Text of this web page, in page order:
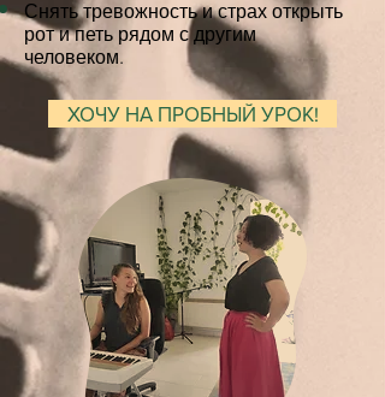
Снять тревожность и страх открыть
рот и петь рядом с другим
человеком.
ХОЧУ НА ПРОБНЫЙ УРОК!